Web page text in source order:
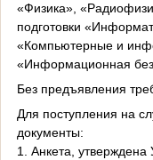
«Физика»,
подготовки
«Компьютерные и
«Информационная
Без предъявления
Для поступления на
документы:
1. Анкета,